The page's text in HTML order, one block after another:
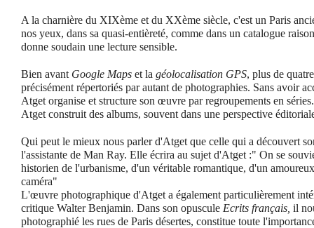
A la charnière du XIXème et du XXème siècle, c'est un Paris
nos yeux, dans sa quasi-entièreté, comme dans un catalogue
donne soudain une lecture sensible.
Bien avant Google Maps et la géolocalisation GPS, plus de
précisément répertoriés par autant de photographies. Sans avoir
Atget organise et structure son œuvre par regroupements en
Atget construit des albums, souvent dans une perspective
Qui peut le mieux nous parler d'Atget que celle qui a découvert
l'assistante de Man Ray. Elle écrira au sujet d'Atget :" On se
historien de l'urbanisme, d'un véritable romantique, d'un
caméra"
L'œuvre photographique d'Atget a également particulièrement
critique Walter Benjamin. Dans son opuscule Ecrits français, il
photographié les rues de Paris désertes, constitue toute